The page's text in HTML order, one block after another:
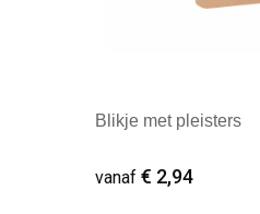
Blikje met pleisters
vanaf € 2,94